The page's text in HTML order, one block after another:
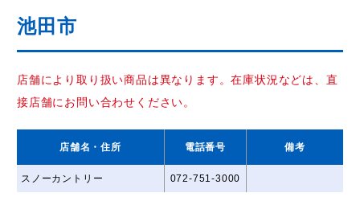
池田市
店舗により取り扱い商品は異なります。在庫状況などは、直
接店舗にお問い合わせください。
店舗名 ・住所 電話番号 備考
スノーカントリー 072-751-3000